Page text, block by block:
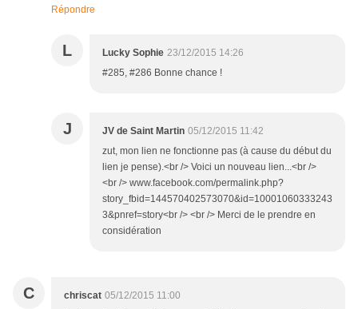
Répondre
L Lucky Sophie 23/12/2015 14:26
#285, #286 Bonne chance !
J JV de Saint Martin 05/12/2015 11:42
zut, mon lien ne fonctionne pas (à cause du début du
lien je pense).<br /> Voici un nouveau lien...<br />
<br /> www.facebook.com/permalink.php?
story_fbid=144570402573070&id=10001060333243
3&pnref=story<br /> <br /> Merci de le prendre en
considération
C chriscat 05/12/2015 11:00